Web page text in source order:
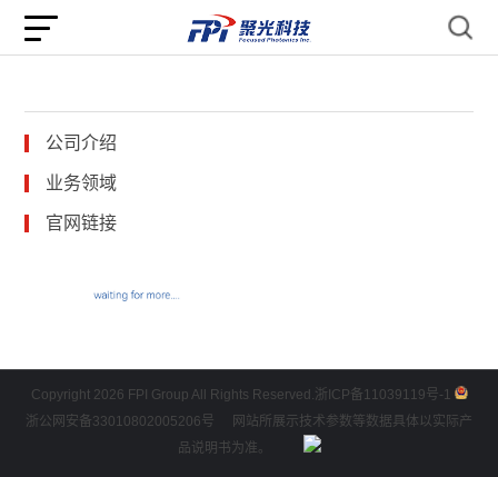
公司介绍
业务领域
官网链接
Copyright 2026 FPI Group All Rights Reserved.浙ICP备11039119号-1
浙公网安备33010802005206号
网站所展示技术参数等数据具体以实际产
品说明书为准。